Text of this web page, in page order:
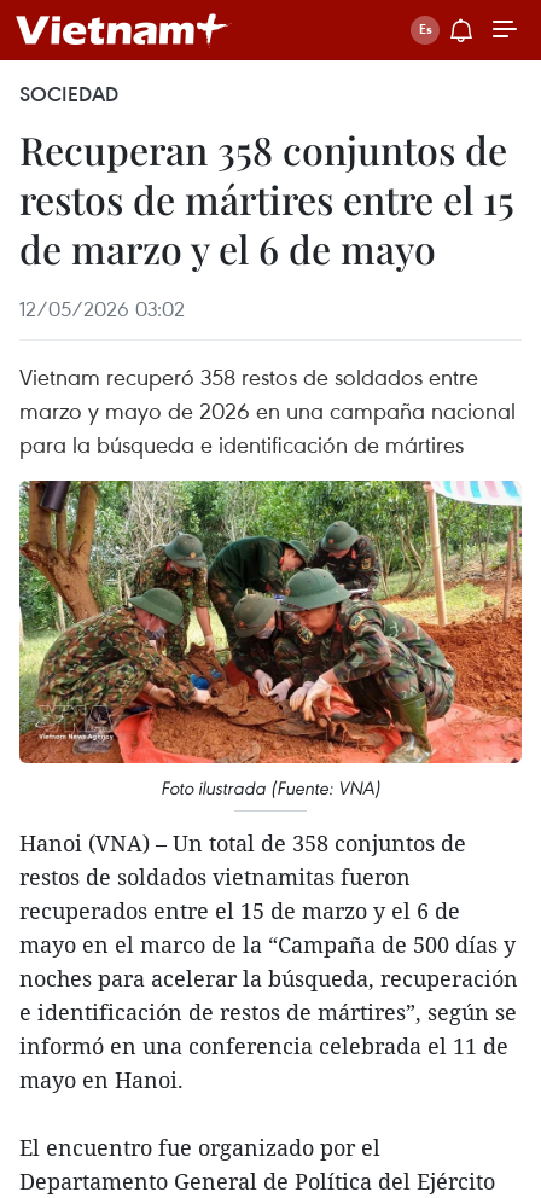
SOCIEDAD
Recuperan 358 conjuntos de
restos de mártires entre el 15
de marzo y el 6 de mayo
12/05/2026 03:02
Vietnam recuperó 358 restos de soldados entre
marzo y mayo de 2026 en una campaña nacional
para la búsqueda e identificación de mártires
Foto ilustrada (Fuente: VNA)
Hanoi (VNA) – Un total de 358 conjuntos de
restos de soldados vietnamitas fueron
recuperados entre el 15 de marzo y el 6 de
mayo en el marco de la “Campaña de 500 días y
noches para acelerar la búsqueda, recuperación
e identificación de restos de mártires”, según se
informó en una conferencia celebrada el 11 de
mayo en Hanoi.
El encuentro fue organizado por el
Departamento General de Política del Ejército